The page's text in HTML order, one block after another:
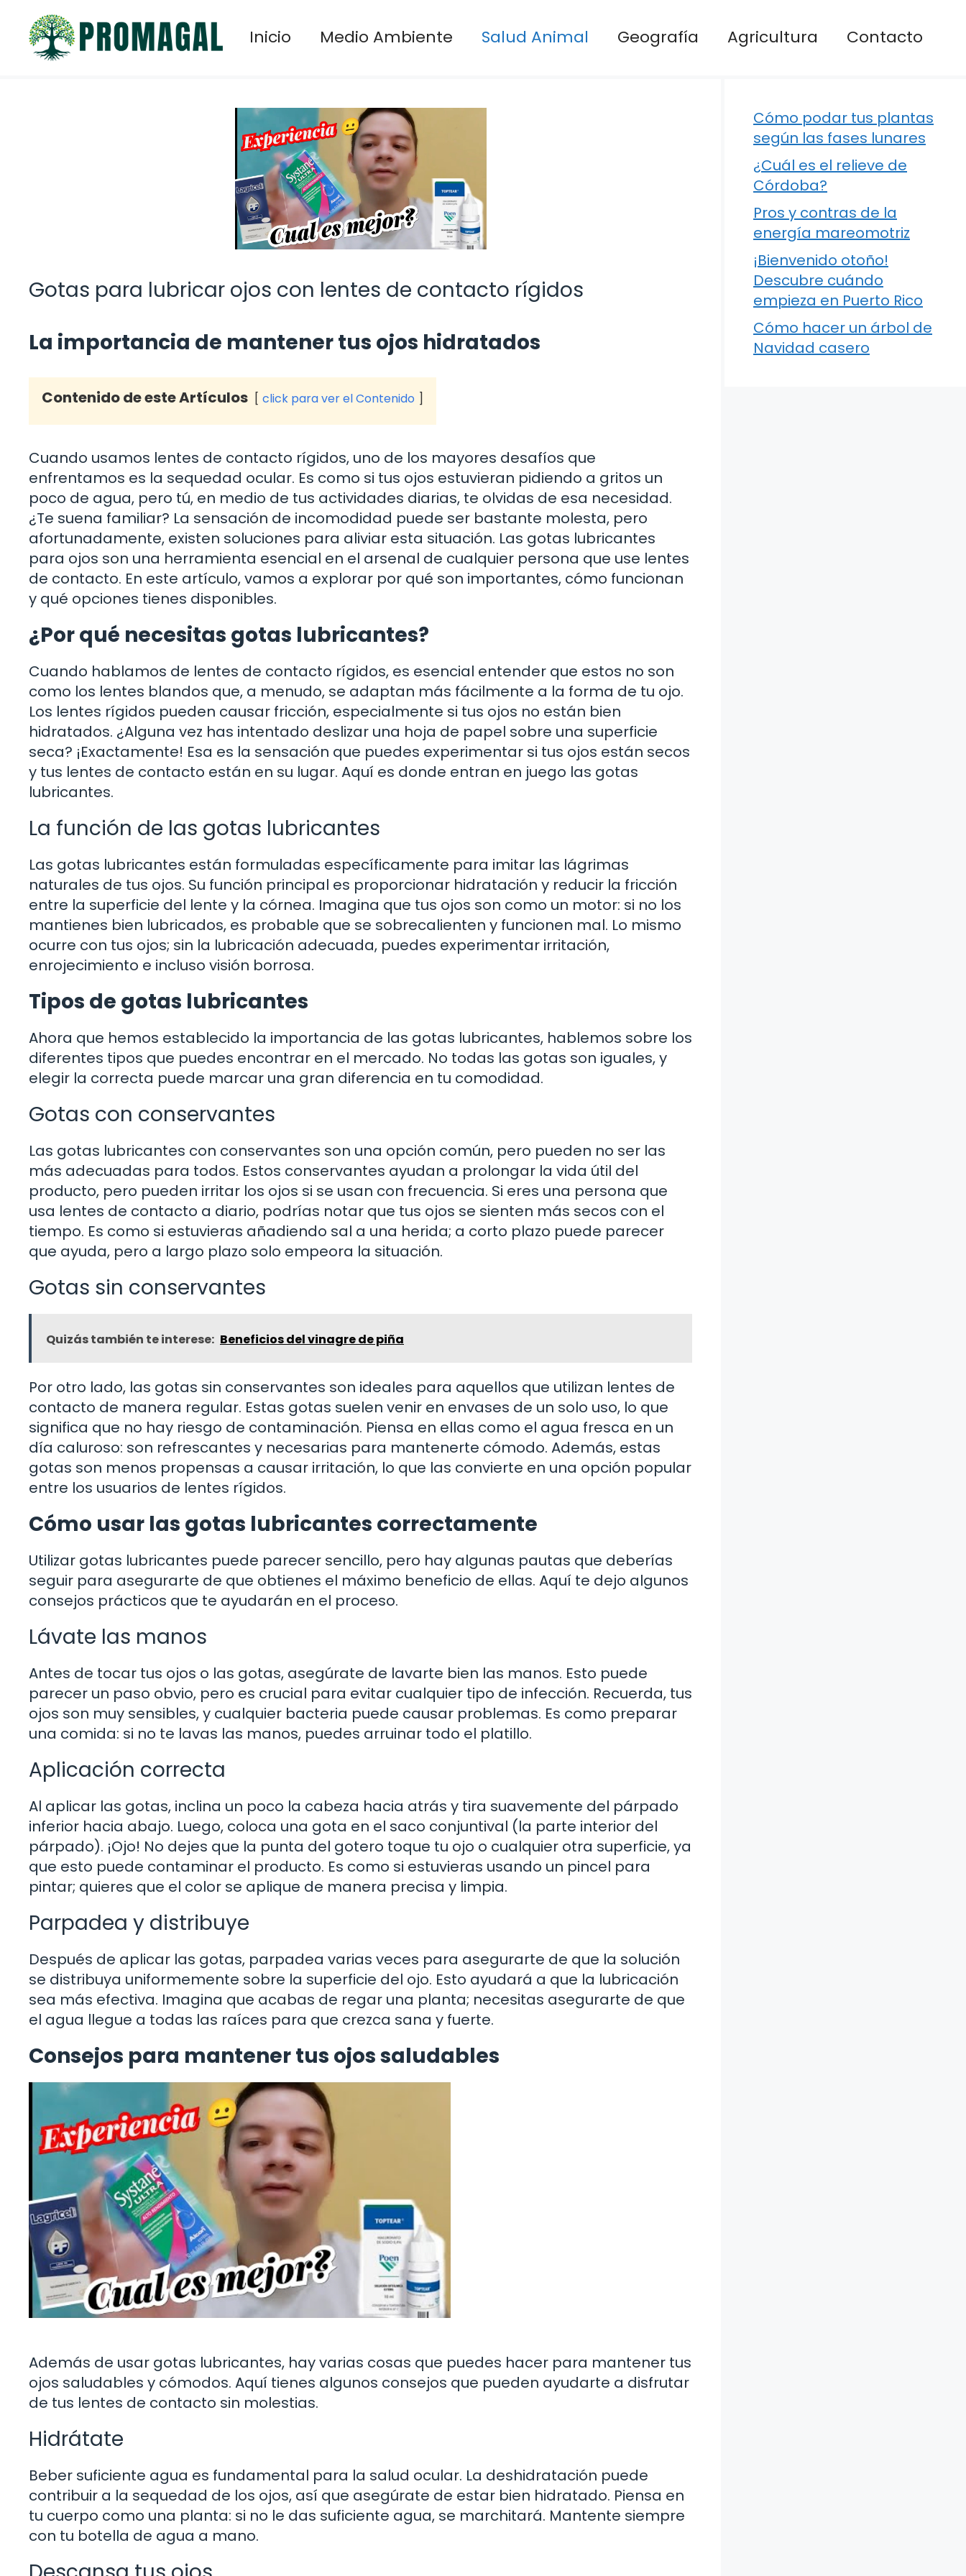
contenido
Inicio Medio Ambiente Salud Animal Geografía Agricultura Contacto
Gotas para lubricar ojos con lentes de contacto rígidos
La importancia de mantener tus ojos hidratados
Contenido de este Artículos click para ver el Contenido
Cuando usamos lentes de contacto rígidos, uno de los mayores desafíos que
enfrentamos es la sequedad ocular. Es como si tus ojos estuvieran pidiendo a gritos un
poco de agua, pero tú, en medio de tus actividades diarias, te olvidas de esa necesidad.
¿Te suena familiar? La sensación de incomodidad puede ser bastante molesta, pero
afortunadamente, existen soluciones para aliviar esta situación. Las gotas lubricantes
para ojos son una herramienta esencial en el arsenal de cualquier persona que use lentes
de contacto. En este artículo, vamos a explorar por qué son importantes, cómo funcionan
y qué opciones tienes disponibles.
¿Por qué necesitas gotas lubricantes?
Cuando hablamos de lentes de contacto rígidos, es esencial entender que estos no son
como los lentes blandos que, a menudo, se adaptan más fácilmente a la forma de tu ojo.
Los lentes rígidos pueden causar fricción, especialmente si tus ojos no están bien
hidratados. ¿Alguna vez has intentado deslizar una hoja de papel sobre una superficie
seca? ¡Exactamente! Esa es la sensación que puedes experimentar si tus ojos están secos
y tus lentes de contacto están en su lugar. Aquí es donde entran en juego las gotas
lubricantes.
La función de las gotas lubricantes
Las gotas lubricantes están formuladas específicamente para imitar las lágrimas
naturales de tus ojos. Su función principal es proporcionar hidratación y reducir la fricción
entre la superficie del lente y la córnea. Imagina que tus ojos son como un motor: si no los
mantienes bien lubricados, es probable que se sobrecalienten y funcionen mal. Lo mismo
ocurre con tus ojos; sin la lubricación adecuada, puedes experimentar irritación,
enrojecimiento e incluso visión borrosa.
Tipos de gotas lubricantes
Ahora que hemos establecido la importancia de las gotas lubricantes, hablemos sobre los
diferentes tipos que puedes encontrar en el mercado. No todas las gotas son iguales, y
elegir la correcta puede marcar una gran diferencia en tu comodidad.
Gotas con conservantes
Las gotas lubricantes con conservantes son una opción común, pero pueden no ser las
más adecuadas para todos. Estos conservantes ayudan a prolongar la vida útil del
producto, pero pueden irritar los ojos si se usan con frecuencia. Si eres una persona que
usa lentes de contacto a diario, podrías notar que tus ojos se sienten más secos con el
tiempo. Es como si estuvieras añadiendo sal a una herida; a corto plazo puede parecer
que ayuda, pero a largo plazo solo empeora la situación.
Gotas sin conservantes
Quizás también te interese: Beneficios del vinagre de piña
Por otro lado, las gotas sin conservantes son ideales para aquellos que utilizan lentes de
contacto de manera regular. Estas gotas suelen venir en envases de un solo uso, lo que
significa que no hay riesgo de contaminación. Piensa en ellas como el agua fresca en un
día caluroso: son refrescantes y necesarias para mantenerte cómodo. Además, estas
gotas son menos propensas a causar irritación, lo que las convierte en una opción popular
entre los usuarios de lentes rígidos.
Cómo usar las gotas lubricantes correctamente
Utilizar gotas lubricantes puede parecer sencillo, pero hay algunas pautas que deberías
seguir para asegurarte de que obtienes el máximo beneficio de ellas. Aquí te dejo algunos
consejos prácticos que te ayudarán en el proceso.
Lávate las manos
Antes de tocar tus ojos o las gotas, asegúrate de lavarte bien las manos. Esto puede
parecer un paso obvio, pero es crucial para evitar cualquier tipo de infección. Recuerda, tus
ojos son muy sensibles, y cualquier bacteria puede causar problemas. Es como preparar
una comida: si no te lavas las manos, puedes arruinar todo el platillo.
Aplicación correcta
Al aplicar las gotas, inclina un poco la cabeza hacia atrás y tira suavemente del párpado
inferior hacia abajo. Luego, coloca una gota en el saco conjuntival (la parte interior del
párpado). ¡Ojo! No dejes que la punta del gotero toque tu ojo o cualquier otra superficie, ya
que esto puede contaminar el producto. Es como si estuvieras usando un pincel para
pintar; quieres que el color se aplique de manera precisa y limpia.
Parpadea y distribuye
Después de aplicar las gotas, parpadea varias veces para asegurarte de que la solución
se distribuya uniformemente sobre la superficie del ojo. Esto ayudará a que la lubricación
sea más efectiva. Imagina que acabas de regar una planta; necesitas asegurarte de que
el agua llegue a todas las raíces para que crezca sana y fuerte.
Consejos para mantener tus ojos saludables
Además de usar gotas lubricantes, hay varias cosas que puedes hacer para mantener tus
ojos saludables y cómodos. Aquí tienes algunos consejos que pueden ayudarte a disfrutar
de tus lentes de contacto sin molestias.
Hidrátate
Beber suficiente agua es fundamental para la salud ocular. La deshidratación puede
contribuir a la sequedad de los ojos, así que asegúrate de estar bien hidratado. Piensa en
tu cuerpo como una planta: si no le das suficiente agua, se marchitará. Mantente siempre
con tu botella de agua a mano.
Cómo podar tus plantas
según las fases lunares
¿Cuál es el relieve de
Córdoba?
Pros y contras de la
energía mareomotriz
¡Bienvenido otoño!
Descubre cuándo
empieza en Puerto Rico
Cómo hacer un árbol de
Navidad casero